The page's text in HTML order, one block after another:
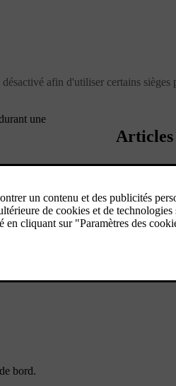
afin d'utiliser certains sièges
une
bord.
Articles
siège
La sécurité